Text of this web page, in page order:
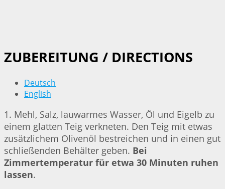
ZUBEREITUNG / DIRECTIONS
Deutsch
English
1. Mehl, Salz, lauwarmes Wasser, Öl und Eigelb zu
einem glatten Teig verkneten. Den Teig mit etwas
zusätzlichem Olivenöl bestreichen und in einen gut
schließenden Behälter geben. Bei
Zimmertemperatur für etwa 30 Minuten ruhen
lassen.